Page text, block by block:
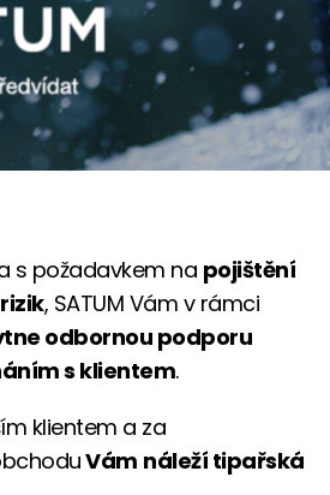
s požadavkem na pojištění
, SATUM Vám v rámci
odbornou podporu
s klientem.
klientem a za
Vám náleží tipařská